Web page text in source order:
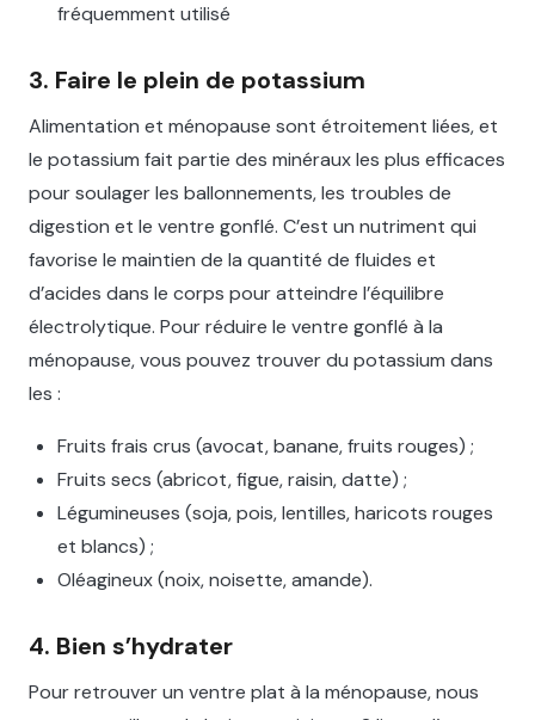
fréquemment utilisé
3. Faire le plein de potassium
Alimentation et ménopause sont étroitement liées, et
le potassium fait partie des minéraux les plus efficaces
pour soulager les ballonnements, les troubles de
digestion et le ventre gonflé. C’est un nutriment qui
favorise le maintien de la quantité de fluides et
d’acides dans le corps pour atteindre l’équilibre
électrolytique. Pour réduire le ventre gonflé à la
ménopause, vous pouvez trouver du potassium dans
les :
Fruits frais crus (avocat, banane, fruits rouges) ;
Fruits secs (abricot, figue, raisin, datte) ;
Légumineuses (soja, pois, lentilles, haricots rouges
et blancs) ;
Oléagineux (noix, noisette, amande).
4. Bien s’hydrater
Pour retrouver un ventre plat à la ménopause, nous